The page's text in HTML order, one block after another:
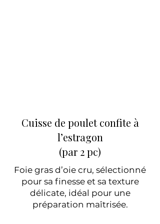
Cuisse de poulet confite à
l’estragon
(par 2 pc)
Foie gras d’oie cru, sélectionné
pour sa finesse et sa texture
délicate, idéal pour une
préparation maîtrisée.